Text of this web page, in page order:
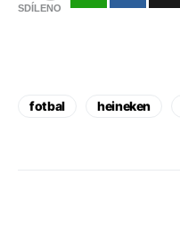
SDÍLENO
fotbal heineken